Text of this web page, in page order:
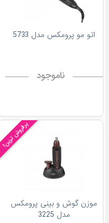
اتو مو پرومکس مدل 5733
ناموجود
پرفروش ترین!
موزن گوش و بینی پرومکس
مدل 3225